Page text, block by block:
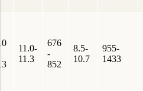
11.0-
11.3
676
-
852
8.5-
10.7
955-
1433